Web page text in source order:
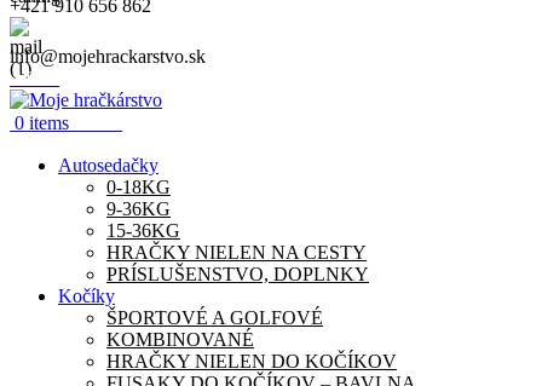
+421 910 656 862
info@mojehrackarstvo.sk
Menu
0 items
Autosedačky
0-18KG
9-36KG
15-36KG
HRAČKY NIELEN NA CESTY
PRÍSLUŠENSTVO, DOPLNKY
Kočíky
ŠPORTOVÉ A GOLFOVÉ
KOMBINOVANÉ
HRAČKY NIELEN DO KOČÍKOV